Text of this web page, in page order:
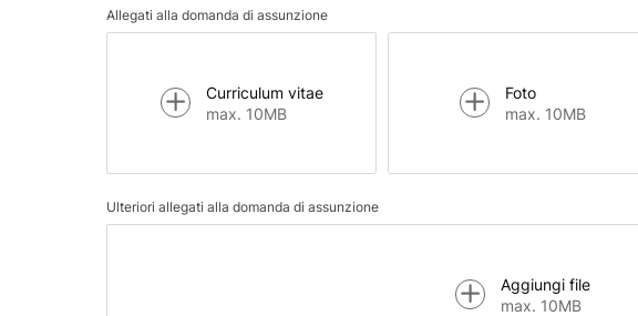
Allegati alla domanda di assunzione
Curriculum vitae
max. 10MB
Foto
max. 10MB
Ulteriori allegati alla domanda di assunzione
Aggiungi file
max. 10MB